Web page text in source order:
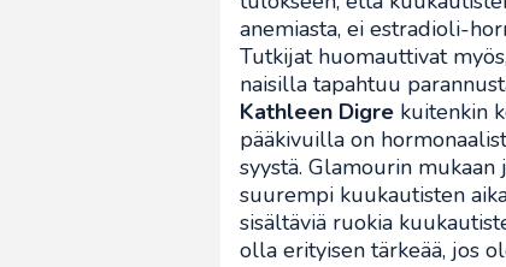
anemiasta, ei estradioli-
Tutkijat huomauttivat
naisilla tapahtuu
Kathleen Digre kuitenkin
pääkivuilla on
syystä. Glamourin
suurempi kuukautisten
sisältäviä ruokia
olla erityisen tärkeää, jos